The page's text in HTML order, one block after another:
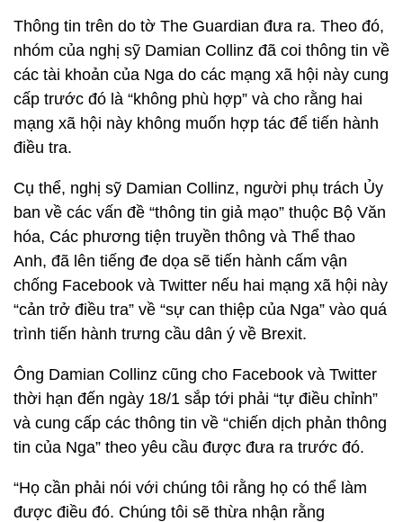
Thông tin trên do tờ The Guardian đưa ra. Theo đó,
nhóm của nghị sỹ Damian Collinz đã coi thông tin về
các tài khoản của Nga do các mạng xã hội này cung
cấp trước đó là “không phù hợp” và cho rằng hai
mạng xã hội này không muốn hợp tác để tiến hành
điều tra.
Cụ thể, nghị sỹ Damian Collinz, người phụ trách Ủy
ban về các vấn đề “thông tin giả mạo” thuộc Bộ Văn
hóa, Các phương tiện truyền thông và Thể thao
Anh, đã lên tiếng đe dọa sẽ tiến hành cấm vận
chống Facebook và Twitter nếu hai mạng xã hội này
“cản trở điều tra” về “sự can thiệp của Nga” vào quá
trình tiến hành trưng cầu dân ý về Brexit.
Ông Damian Collinz cũng cho Facebook và Twitter
thời hạn đến ngày 18/1 sắp tới phải “tự điều chỉnh”
và cung cấp các thông tin về “chiến dịch phản thông
tin của Nga” theo yêu cầu được đưa ra trước đó.
“Họ cần phải nói với chúng tôi rằng họ có thể làm
được điều đó. Chúng tôi sẽ thừa nhận rằng